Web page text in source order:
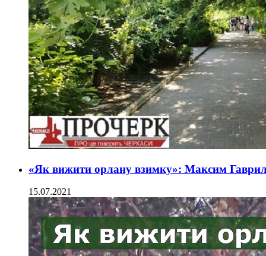
«Як вижити орлану взимку»: Максим
15.07.2021